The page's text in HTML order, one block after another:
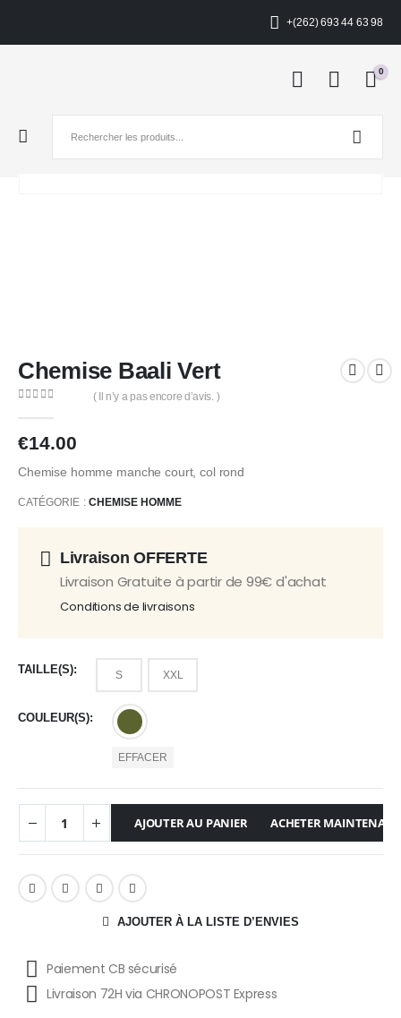
+(262) 693 44 63 98
0
Chemise Baali Vert
( Il n’y a pas encore d’avis. )
€14.00
Chemise homme manche court, col rond
CATÉGORIE : CHEMISE HOMME
Livraison OFFERTE
Livraison Gratuite à partir de 99€ d'achat
Conditions de livraisons
TAILLE(S) S XXL
COULEUR(S)
EFFACER
AJOUTER AU PANIER ACHETER
AJOUTER À LA LISTE D’ENVIES
Paiement CB sécurisé
Livraison 72H via CHRONOPOST Express